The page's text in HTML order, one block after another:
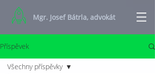
Mgr. Josef Bátrla, advokát
Příspěvek
Všechny příspěvky